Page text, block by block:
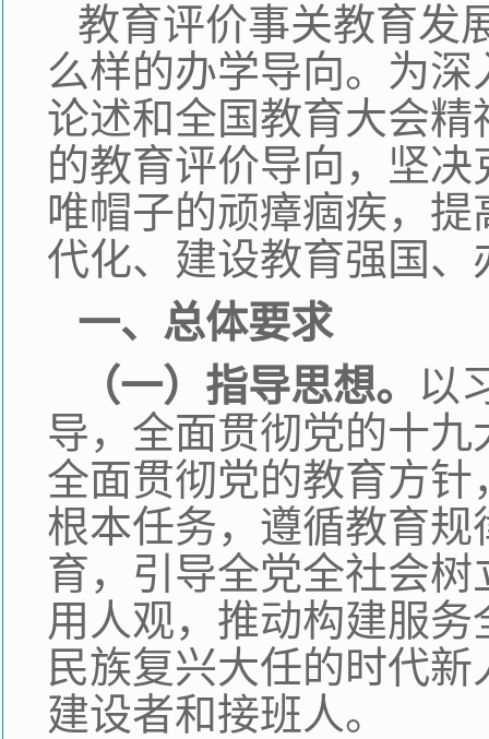
教育评价事关教育发
么样的办学导向。为
论述和全国教育大会
的教育评价导向，坚
唯帽子的顽瘴痼疾，
代化、建设教育强国
一、总体要求
（一）指导思想。 以
导，全面贯彻党的十
全面贯彻党的教育方
根本任务，遵循教育
育，引导全党全社会
用人观，推动构建服
民族复兴大任的时代
建设者和接班人。